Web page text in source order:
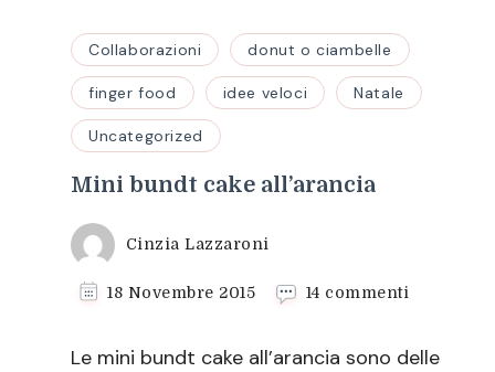
Collaborazioni donut o ciambelle
finger food idee veloci Natale
Uncategorized
Mini bundt cake all’arancia
Cinzia Lazzaroni
18 Novembre 2015 14 commenti
cake
Le mini bundt cake all’arancia sono delle